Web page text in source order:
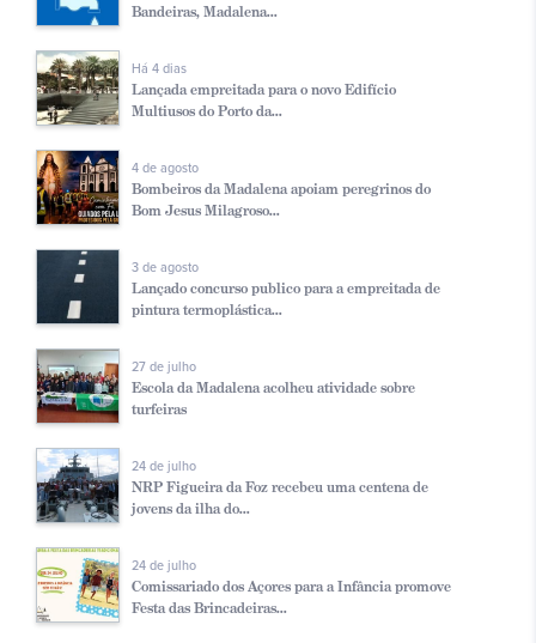
Bandeiras, Madalena...
Há 4 dias
Lançada empreitada para o novo Edifício
Multiusos do Porto da...
4 de agosto
Bombeiros da Madalena apoiam peregrinos do
Bom Jesus Milagroso...
3 de agosto
Lançado concurso publico para a empreitada de
pintura termoplástica...
27 de julho
Escola da Madalena acolheu atividade sobre
turfeiras
24 de julho
NRP Figueira da Foz recebeu uma centena de
jovens da ilha do...
24 de julho
Comissariado dos Açores para a Infância promove
Festa das Brincadeiras...